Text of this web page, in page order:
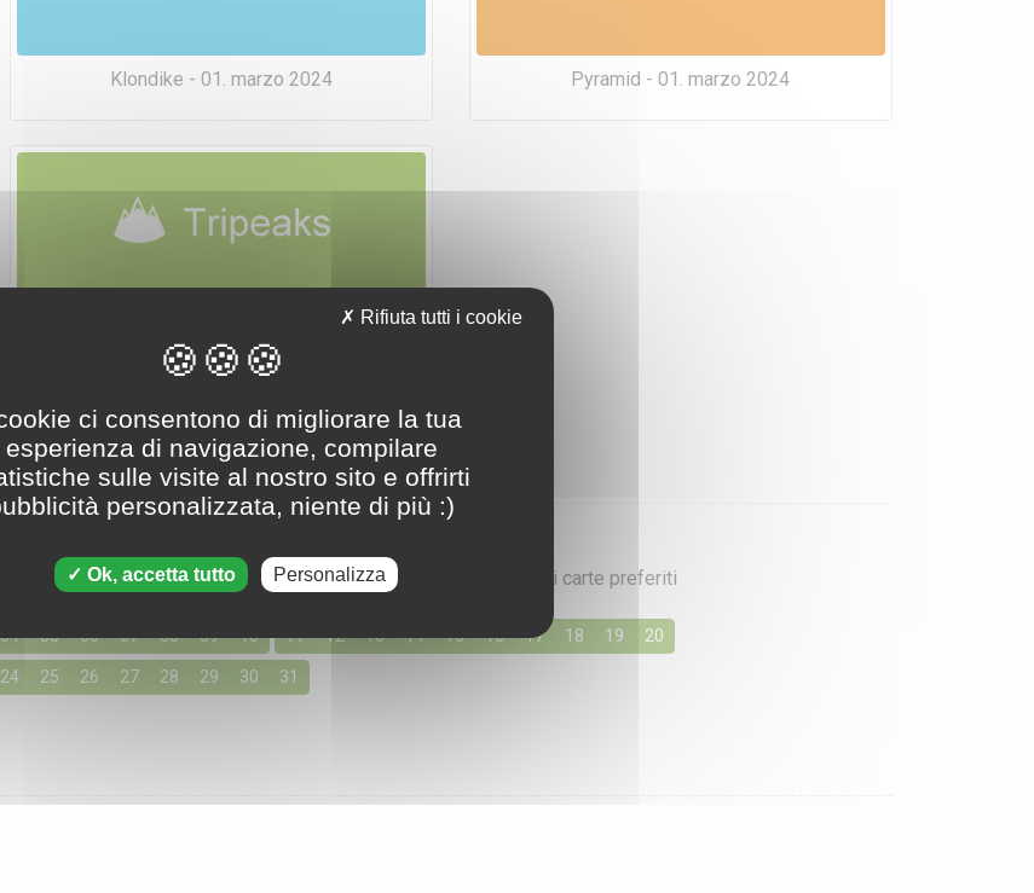
Klondike - 01. marzo 2024 Pyramid - 01. marzo 2024
01. marzo 2024
Tripeaks - 01. marzo 2024
Marzo 2024
cliccando qui sotto per accedere alle soluzioni per i tuoi giochi di carte preferiti
04 05 06 07 08 09 10 11 12 13 14 15 16 17 18 19 20
24 25 26 27 28 29 30 31
ci consentono di migliorare la tua
esperienza di navigazione, compilare
sulle visite al nostro sito e offrirti
personalizzata, niente di più :)
Ok, accetta tutto
Rifiuta tutti i cookie
Personalizza